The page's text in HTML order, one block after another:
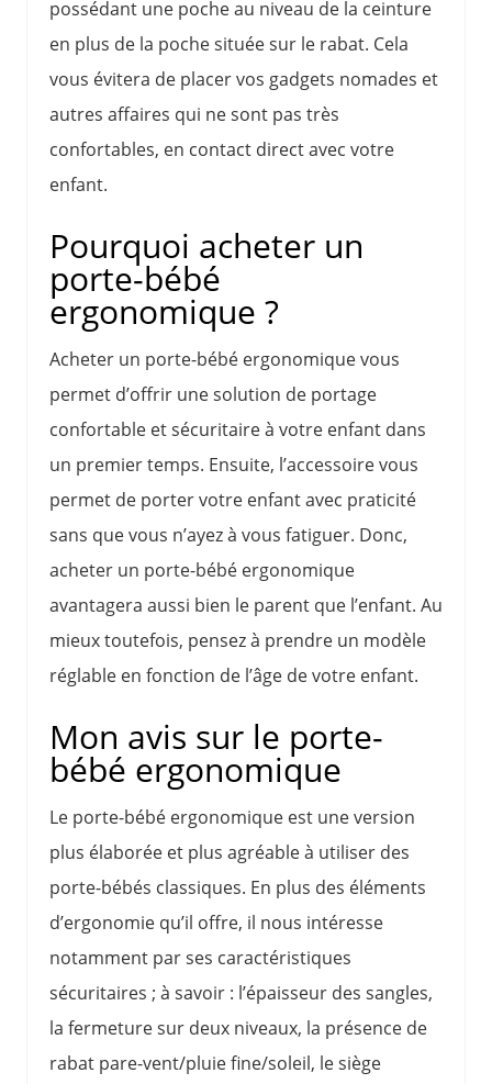
possédant une poche au niveau de la ceinture
en plus de la poche située sur le rabat. Cela
vous évitera de placer vos gadgets nomades et
autres affaires qui ne sont pas très
confortables, en contact direct avec votre
enfant.
Pourquoi acheter un
porte-bébé
ergonomique ?
Acheter un porte-bébé ergonomique vous
permet d’offrir une solution de portage
confortable et sécuritaire à votre enfant dans
un premier temps. Ensuite, l’accessoire vous
permet de porter votre enfant avec praticité
sans que vous n’ayez à vous fatiguer. Donc,
acheter un porte-bébé ergonomique
avantagera aussi bien le parent que l’enfant. Au
mieux toutefois, pensez à prendre un modèle
réglable en fonction de l’âge de votre enfant.
Mon avis sur le porte-
bébé ergonomique
Le porte-bébé ergonomique est une version
plus élaborée et plus agréable à utiliser des
porte-bébés classiques. En plus des éléments
d’ergonomie qu’il offre, il nous intéresse
notamment par ses caractéristiques
sécuritaires ; à savoir : l’épaisseur des sangles,
la fermeture sur deux niveaux, la présence de
rabat pare-vent/pluie fine/soleil, le siège